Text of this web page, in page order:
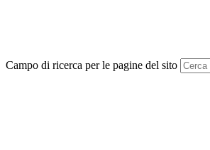
Campo di ricerca per le pagine del sito